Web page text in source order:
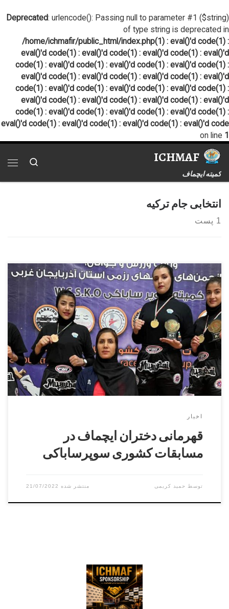
Deprecated: urlencode(): Passing null to parameter #1 ($string)
of type string is deprecated in
/home/ichmafir/public_html/index.php(1) : eval()'d code(1) :
eval()'d code(1) : eval()'d code(1) : eval()'d code(1) : eval()'d
code(1) : eval()'d code(1) : eval()'d code(1) : eval()'d code(1) :
eval()'d code(1) : eval()'d code(1) : eval()'d code(1) : eval()'d
code(1) : eval()'d code(1) : eval()'d code(1) : eval()'d code(1) :
eval()'d code(1) : eval()'d code(1) : eval()'d code(1) : eval()'d
code(1) : eval()'d code(1) : eval()'d code(1) : eval()'d code(1) :
eval()'d code(1) : eval()'d code(1) : eval()'d code(1) : eval()'d code
on line 1
پرش به محتوا
ICHMAF
کمیته ایچماف
Search
انتخابی جام ترکیه
1 پست
قهرمانی دختران ایچماف در مسابقات کشوری سوپرساباکی
اخبار
قهرمانی دختران ایچماف در
مسابقات کشوری سوپرساباکی
توسط حمید کریمی 21/07/2022